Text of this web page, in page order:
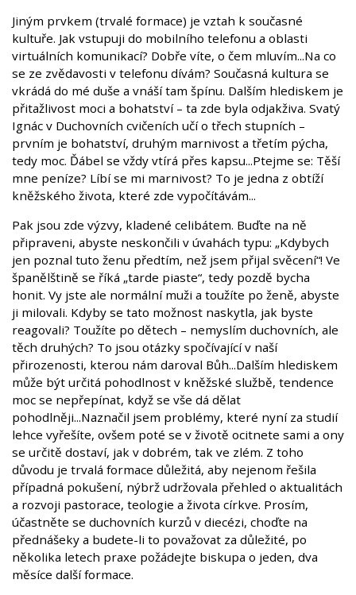
Jiným prvkem (trvalé formace) je vztah k současné
kultuře. Jak vstupuji do mobilního telefonu a oblasti
virtuálních komunikací? Dobře víte, o čem mluvím...Na co
se ze zvědavosti v telefonu dívám? Současná kultura se
vkrádá do mé duše a vnáší tam špínu. Dalším hlediskem je
přitažlivost moci a bohatství – ta zde byla odjakživa. Svatý
Ignác v Duchovních cvičeních učí o třech stupních –
prvním je bohatství, druhým marnivost a třetím pýcha,
tedy moc. Ďábel se vždy vtírá přes kapsu...Ptejme se: Těší
mne peníze? Líbí se mi marnivost? To je jedna z obtíží
kněžského života, které zde vypočítávám...
Pak jsou zde výzvy, kladené celibátem. Buďte na ně
připraveni, abyste neskončili v úvahách typu: „Kdybych
jen poznal tuto ženu předtím, než jsem přijal svěcení“! Ve
španělštině se říká „tarde piaste“, tedy pozdě bycha
honit. Vy jste ale normální muži a toužíte po ženě, abyste
ji milovali. Kdyby se tato možnost naskytla, jak byste
reagovali? Toužíte po dětech – nemyslím duchovních, ale
těch druhých? To jsou otázky spočívající v naší
přirozenosti, kterou nám daroval Bůh...Dalším hlediskem
může být určitá pohodlnost v kněžské službě, tendence
moc se nepřepínat, když se vše dá dělat
pohodlněji...Naznačil jsem problémy, které nyní za studií
lehce vyřešíte, ovšem poté se v životě ocitnete sami a ony
se určitě dostaví, jak v dobrém, tak ve zlém. Z toho
důvodu je trvalá formace důležitá, aby nejenom řešila
případná pokušení, nýbrž udržovala přehled o aktualitách
a rozvoji pastorace, teologie a života církve. Prosím,
účastněte se duchovních kurzů v diecézi, choďte na
přednášeky a budete-li to považovat za důležité, po
několika letech praxe požádejte biskupa o jeden, dva
měsíce další formace.